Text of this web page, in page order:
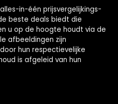
in-één prijsvergelijkings-
beste deals biedt die
u op de hoogte houdt via de
afbeeldingen zijn
hun respectievelijke
is afgeleid van hun